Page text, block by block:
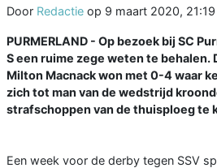
Door Redactie op 9 maart 2020,
PURMERLAND - Op bezoek bij SC
S een ruime zege weten te behalen.
Milton Macnack won met 0-4 waar
zich tot man van de wedstrijd
strafschoppen van de thuisploeg te
Een week voor de derby tegen SSV